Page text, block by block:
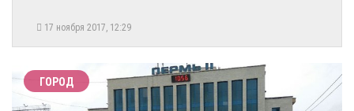
17 ноября 2017, 12:29
ГОРОД